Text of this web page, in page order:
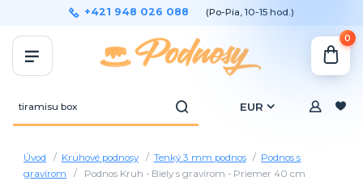
EUR
+421 948 026 088 (Po-Pia, 10-15 hod.)
0
Úvod Kruhové podnosy Tenký 3 mm podnos
Podnos s
gravírom
Podnos Kruh - Biely s gravírom - Priemer 40 cm